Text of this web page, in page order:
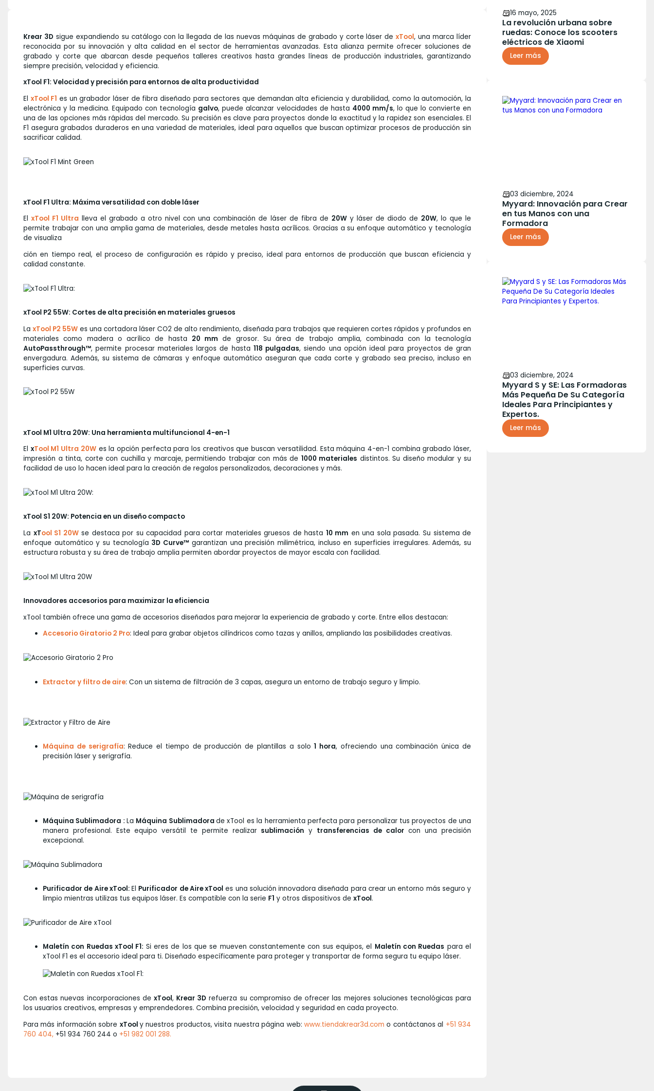
Krear 3D sigue expandiendo su catálogo con la llegada de las nuevas máquinas de grabado y corte láser dexTool, una marca líder
reconocida por su innovación y alta calidad en el sector de herramientas avanzadas. Esta alianza permite ofrecer soluciones de
grabado y corte que abarcan desde pequeños talleres creativos hasta grandes líneas de producción industriales, garantizando
siempre precisión, velocidad y eficiencia.
xTool F1: Velocidad y precisión para entornos de alta productividad
El xTool F1 es un grabador láser de fibra diseñado para sectores que demandan alta eficiencia y durabilidad, como la automoción, la
electrónica y la medicina. Equipado con tecnología galvo, puede alcanzar velocidades de hasta 4000 mm/s, lo que lo convierte en
una de las opciones más rápidas del mercado. Su precisión es clave para proyectos donde la exactitud y la rapidez son esenciales. El
F1 asegura grabados duraderos en una variedad de materiales, ideal para aquellos que buscan optimizar procesos de producción sin
sacrificar calidad.
xTool F1 Ultra: Máxima versatilidad con doble láser
ElxTool F1 Ultra lleva el grabado a otro nivel con una combinación de láser de fibra de 20Wy láser de diodo de 20W, lo que le
permite trabajar con una amplia gama de materiales, desde metales hasta acrílicos. Gracias a su enfoque automático y tecnología
de visualiza
ción en tiempo real, el proceso de configuración es rápido y preciso, ideal para entornos de producción que buscan eficiencia y
calidad constante.
xTool P2 55W: Cortes de alta precisión en materiales gruesos
La xTool P2 55W es una cortadora láser CO2 de alto rendimiento, diseñada para trabajos que requieren cortes rápidos y profundos en
materiales como madera o acrílico de hasta 20 mm de grosor. Su área de trabajo amplia, combinada con la tecnología
AutoPassthrough™, permite procesar materiales largos de hasta 118 pulgadas, siendo una opción ideal para proyectos de gran
envergadura. Además, su sistema de cámaras y enfoque automático aseguran que cada corte y grabado sea preciso, incluso en
superficies curvas.
xTool M1 Ultra 20W: Una herramienta multifuncional 4-en-1
El xTool M1 Ultra 20Wes la opción perfecta para los creativos que buscan versatilidad. Esta máquina 4-en-1 combina grabado láser,
impresión a tinta, corte con cuchilla y marcaje, permitiendo trabajar con más de 1000 materiales distintos. Su diseño modular y su
facilidad de uso lo hacen ideal para la creación de regalos personalizados, decoraciones y más.
xTool S1 20W: Potencia en un diseño compacto
La xTool S1 20Wse destaca por su capacidad para cortar materiales gruesos de hasta 10 mm en una sola pasada. Su sistema de
enfoque automático y su tecnología 3D Curve™ garantizan una precisión milimétrica, incluso en superficies irregulares. Además, su
estructura robusta y su área de trabajo amplia permiten abordar proyectos de mayor escala con facilidad.
Innovadores accesorios para maximizar la eficiencia
xTool también ofrece una gama de accesorios diseñados para mejorar la experiencia de grabado y corte. Entre ellos destacan:
Accesorio Giratorio 2 Pro: Ideal para grabar objetos cilíndricos como tazas y anillos, ampliando las posibilidades creativas.
Extractor y filtro de aire: Con un sistema de filtración de 3 capas, asegura un entorno de trabajo seguro y limpio.
Máquina de serigrafía: Reduce el tiempo de producción de plantillas a solo1 hora, ofreciendo una combinación única de
precisión láser y serigrafía.
Máquina Sublimadora :La Máquina Sublimadorade xTool es la herramienta perfecta para personalizar tus proyectos de una
manera profesional. Este equipo versátil te permite realizar sublimación y transferencias de calor con una precisión
excepcional.
Purificador de Aire xTool: El Purificador de Aire xTool es una solución innovadora diseñada para crear un entorno más seguro y
limpio mientras utilizas tus equipos láser. Es compatible con la serie F1 y otros dispositivos de xTool.
Maletín con Ruedas xTool F1: Si eres de los que se mueven constantemente con sus equipos, el Maletín con Ruedas para el
xTool F1 es el accesorio ideal para ti. Diseñado específicamente para proteger y transportar de forma segura tu equipo láser.
Con estas nuevas incorporaciones de xTool, Krear 3D refuerza su compromiso de ofrecer las mejores soluciones tecnológicas para
los usuarios creativos, empresas y emprendedores. Combina precisión, velocidad y seguridad en cada proyecto.
Para más información sobre xTooly nuestros productos, visita nuestra página web: www.tiendakrear3d.com o contáctanos al +51 934
760 404, +51 934 760 244 o +51 982 001 288.
16 mayo, 2025
La revolución urbana sobre
ruedas: Conoce los scooters
eléctricos de Xiaomi
Leer más
03 diciembre, 2024
Myyard: Innovación para Crear
en tus Manos con una
Formadora
Leer más
03 diciembre, 2024
Myyard S y SE: Las Formadoras
Más Pequeña De Su Categoría
Ideales Para Principiantes y
Expertos.
Leer más